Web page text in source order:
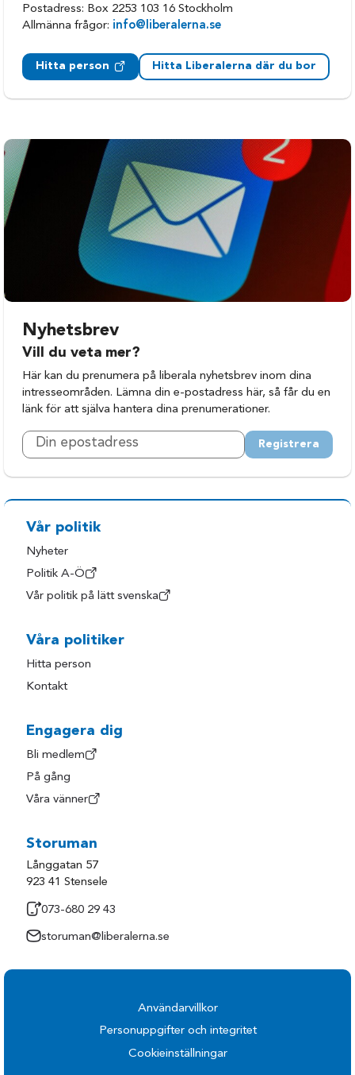
Postadress: Box 2253 103 16 Stockholm
Allmänna frågor: info@liberalerna.se
Hitta person Hitta Liberalerna där du bor
Nyhetsbrev
Vill du veta mer?
Här kan du prenumera på liberala nyhetsbrev inom dina
intresseområden. Lämna din e-postadress här, så får du en
länk för att själva hantera dina prenumerationer.
Registrera
Vår politik
Nyheter
Politik A-Ö
Vår politik på lätt svenska
Våra politiker
Hitta person
Kontakt
Engagera dig
Bli medlem
På gång
Våra vänner
Storuman
Långgatan 57
923 41 Stensele
073-680 29 43
storuman@liberalerna.se
Användarvillkor
Personuppgifter och integritet
Cookieinställningar